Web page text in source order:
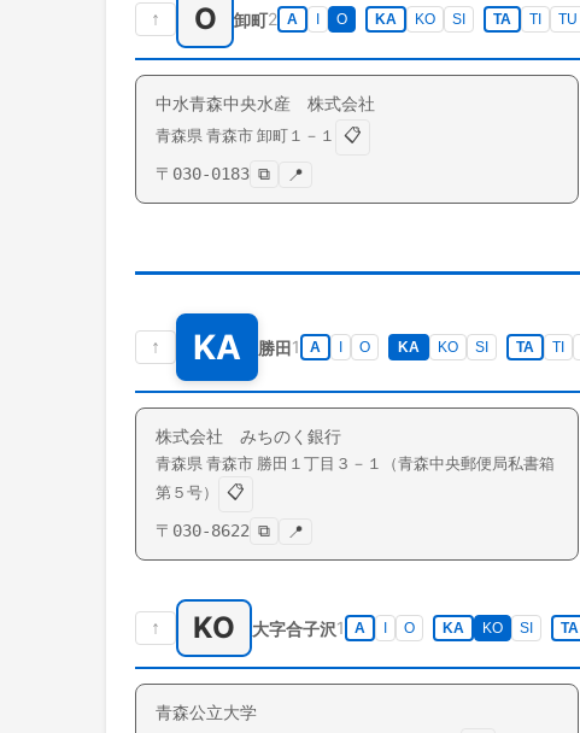
↑ O 卸町2 A O KA KO SI TA TI TU
中水青森中央水産 株式会社
青森県 青森市 卸町 １－１
📋
〒 030-0183 ⧉ 📍
↑ KA 勝田1 A O KA KO SI TA TI
株式会社 みちのく銀行
青森県 青森市 勝田 １丁目３－１（青森中央郵便局私書箱
第５号）
📋
〒 030-8622 ⧉ 📍
↑ KO 大字合子沢1 A O KA KO SI TA
青森公立大学